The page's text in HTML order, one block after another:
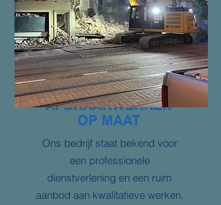
GROND- EN
AFBRAAKWERKEN
OP MAAT
Ons bedrijf staat bekend voor
een professionele
dienstverlening en een ruim
aanbod aan kwalitatieve werken.